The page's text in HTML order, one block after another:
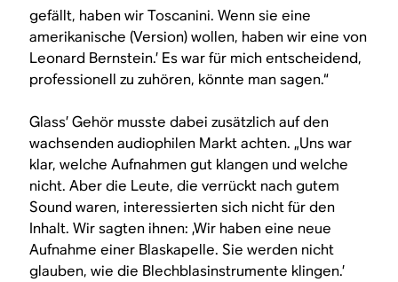
gefällt, haben wir Toscanini. Wenn sie eine
amerikanische (Version) wollen, haben wir eine von
Leonard Bernstein.’ Es war für mich entscheidend,
professionell zu zuhören, könnte man sagen.“
Glass’ Gehör musste dabei zusätzlich auf den
wachsenden audiophilen Markt achten. „Uns war
klar, welche Aufnahmen gut klangen und welche
nicht. Aber die Leute, die verrückt nach gutem
Sound waren, interessierten sich nicht für den
Inhalt. Wir sagten ihnen: ‚Wir haben eine neue
Aufnahme einer Blaskapelle. Sie werden nicht
glauben, wie die Blechblasinstrumente klingen.’